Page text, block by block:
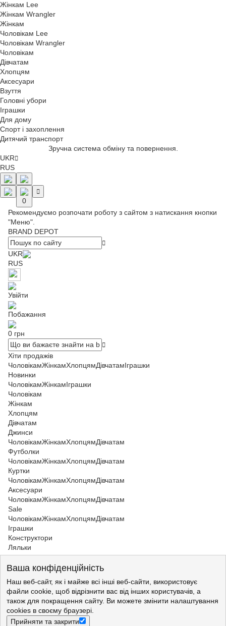
Жінкам Lee
Жінкам Wrangler
Жінкам
Чоловікам Lee
Чоловікам Wrangler
Чоловікам
Дівчатам
Хлопцям
Аксесуари
Взуття
Головні убори
Іграшки
Для дому
Спорт і захоплення
Дитячий транспорт
Оформити замовлення просто і безпечно.
UKR
RUS
0
Рекомендуємо розпочати роботу з сайтом з натискання кнопки
"Меню".
BRAND DEPOT
UKR
RUS
Увійти
Побажання
0 грн
Хіти продажів
ЧоловікамЖінкамХлопцямДівчатамІграшки
Новинки
ЧоловікамЖінкамІграшки
Чоловікам
Жінкам
Хлопцям
Дівчатам
Джинси
ЧоловікамЖінкамХлопцямДівчатам
Футболки
ЧоловікамЖінкамХлопцямДівчатам
Куртки
ЧоловікамЖінкамХлопцямДівчатам
Аксесуари
ЧоловікамЖінкамХлопцямДівчатам
Sale
ЧоловікамЖінкамХлопцямДівчатам
Іграшки
Конструктори
Ляльки
Ваша конфіденційність
Наш веб-сайт, як і майже всі інші веб-сайти, використовує
файли cookie, щоб відрізнити вас від інших користувачів, а
також для покращення сайту. Ви можете змінити налаштування
cookies в своєму браузері.
Прийняти та закрити
Чоловікам>Джинси>Джинси Lee
Джинси LEE Rider Premium Selvedge Slim Fit (L701FBHK)